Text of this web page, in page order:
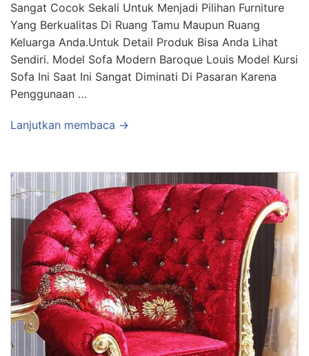
Sangat Cocok Sekali Untuk Menjadi Pilihan Furniture
Yang Berkualitas Di Ruang Tamu Maupun Ruang
Keluarga Anda.Untuk Detail Produk Bisa Anda Lihat
Sendiri. Model Sofa Modern Baroque Louis Model Kursi
Sofa Ini Saat Ini Sangat Diminati Di Pasaran Karena
Penggunaan …
Lanjutkan membaca →